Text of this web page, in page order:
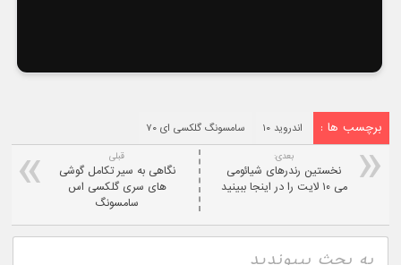
برچسب ها : اندروید ۱۰ سامسونگ گلکسی ای ۷۰
قبلی
نگاهی به سیر تکامل گوشی
های سری گلکسی اس
سامسونگ
بعدی:
نخستین رندرهای شیائومی
می ۱۰ لایت را در اینجا ببینید